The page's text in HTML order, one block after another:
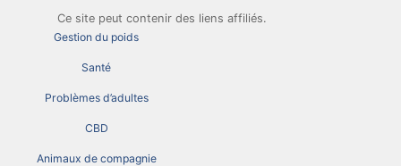
Ce site peut contenir des liens affiliés.
Gestion du poids
Santé
Problèmes d’adultes
CBD
Animaux de compagnie